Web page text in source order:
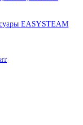
EASYSTEAM